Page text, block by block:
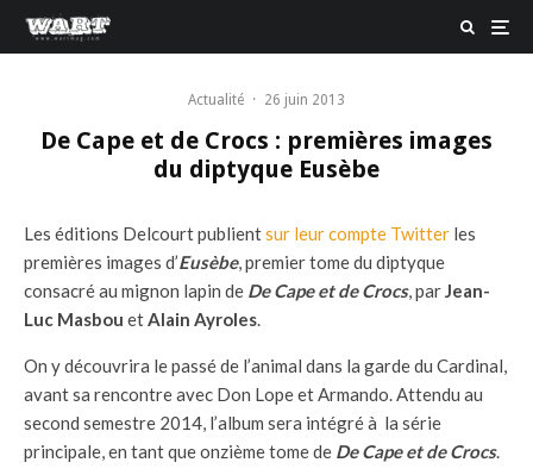
Actualité · 26 juin 2013
De Cape et de Crocs : premières images
du diptyque Eusèbe
Les éditions Delcourt publientsur leur compte Twitter les
premières images d’Eusèbe, premier tome du diptyque
consacré au mignon lapin de De Cape et de Crocs, parJean-
Luc Masbou etAlain Ayroles.
On y découvrira le passé de l’animal dans la garde du Cardinal,
avant sa rencontre avec Don Lope et Armando. Attendu au
second semestre 2014, l’album sera intégré à la série
principale, en tant que onzième tome de De Cape et de Crocs.